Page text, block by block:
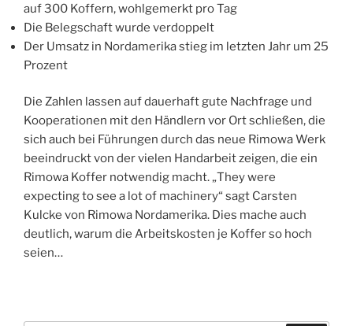
auf 300 Koffern, wohlgemerkt pro Tag
Die Belegschaft wurde verdoppelt
Der Umsatz in Nordamerika stieg im letzten Jahr um 25
Prozent
Die Zahlen lassen auf dauerhaft gute Nachfrage und
Kooperationen mit den Händlern vor Ort schließen, die
sich auch bei Führungen durch das neue Rimowa Werk
beeindruckt von der vielen Handarbeit zeigen, die ein
Rimowa Koffer notwendig macht. „They were
expecting to see a lot of machinery“ sagt Carsten
Kulcke von Rimowa Nordamerika. Dies mache auch
deutlich, warum die Arbeitskosten je Koffer so hoch
seien…